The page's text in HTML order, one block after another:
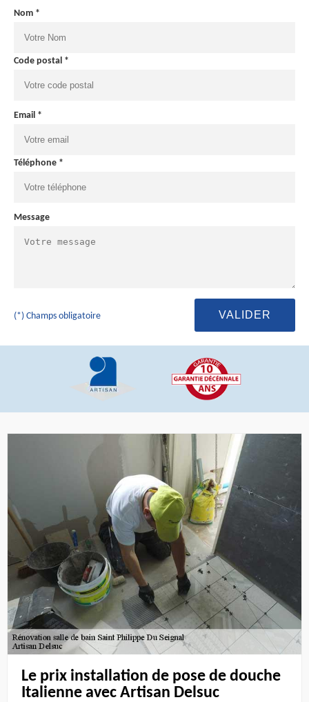
Nom *
Code postal *
Email *
Téléphone *
Message
(*) Champs obligatoire
Le prix installation de pose de douche
Italienne avec Artisan Delsuc